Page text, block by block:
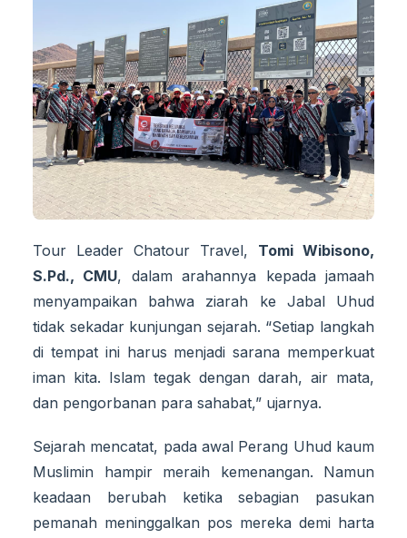
Tour Leader Chatour Travel, Tomi Wibisono,
S.Pd., CMU, dalam arahannya kepada jamaah
menyampaikan bahwa ziarah ke Jabal Uhud
tidak sekadar kunjungan sejarah. “Setiap langkah
di tempat ini harus menjadi sarana memperkuat
iman kita. Islam tegak dengan darah, air mata,
dan pengorbanan para sahabat,” ujarnya.
Sejarah mencatat, pada awal Perang Uhud kaum
Muslimin hampir meraih kemenangan. Namun
keadaan berubah ketika sebagian pasukan
pemanah meninggalkan pos mereka demi harta